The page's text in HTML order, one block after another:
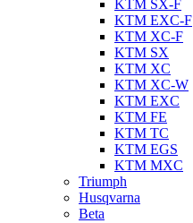
KTM SX-F
KTM EXC-F
KTM XC-F
KTM SX
KTM XC
KTM XC-W
KTM EXC
KTM FE
KTM TC
KTM EGS
KTM MXC
Triumph
Husqvarna
Beta